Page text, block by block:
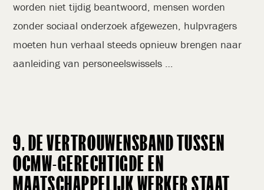
worden niet tijdig beantwoord, mensen worden
zonder sociaal onderzoek afgewezen, hulpvragers
moeten hun verhaal steeds opnieuw brengen naar
aanleiding van personeelswissels …
9. DE VERTROUWENSBAND TUSSEN
OCMW-GERECHTIGDE EN
MAATSCHAPPELIJK WERKER STAAT